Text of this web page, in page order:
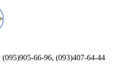
66-96, (093)407-64-44